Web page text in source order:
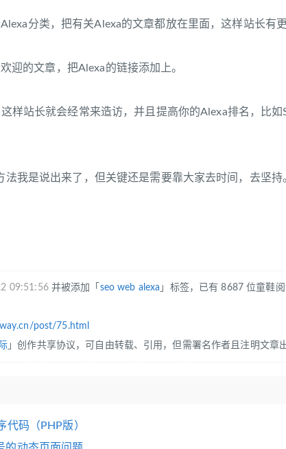
分类，把有关Alexa的文章都放在里面，这样站长有
迎的文章，把Alexa的链接添加上。
样站长就会经常来造访，并且提高你的Alexa排名，比
我是说出来了，但关键还是需要靠大家去时间，去坚持
09:51:56并被添加「 seo web alexa 」标签，已有 8687 位童鞋阅
post/75.html
」创作共享协议，可自由转载、引用，但需署名作者且注明文章
代码（PHP版）